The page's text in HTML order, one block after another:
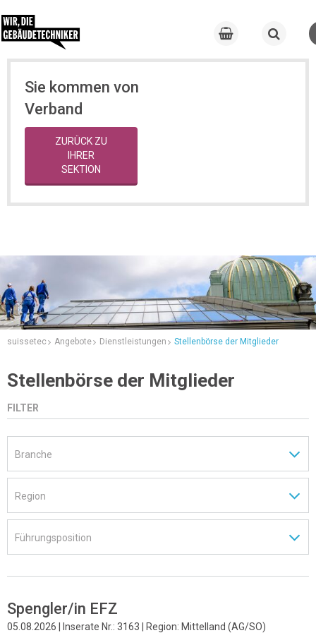
Sie kommen von
Verband
ZURÜCK ZU
IHRER
SEKTION
suissetec Angebote Dienstleistungen Stellenbörse der Mitglieder
Stellenbörse der Mitglieder
Spengler/in EFZ
05.08.2026 | Inserate Nr.: 3163 | Region: Mittelland (AG/SO)
FILTER